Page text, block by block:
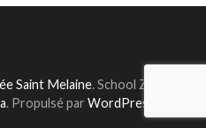
Saint Melaine. School Zone |
. Propulsé par WordPress